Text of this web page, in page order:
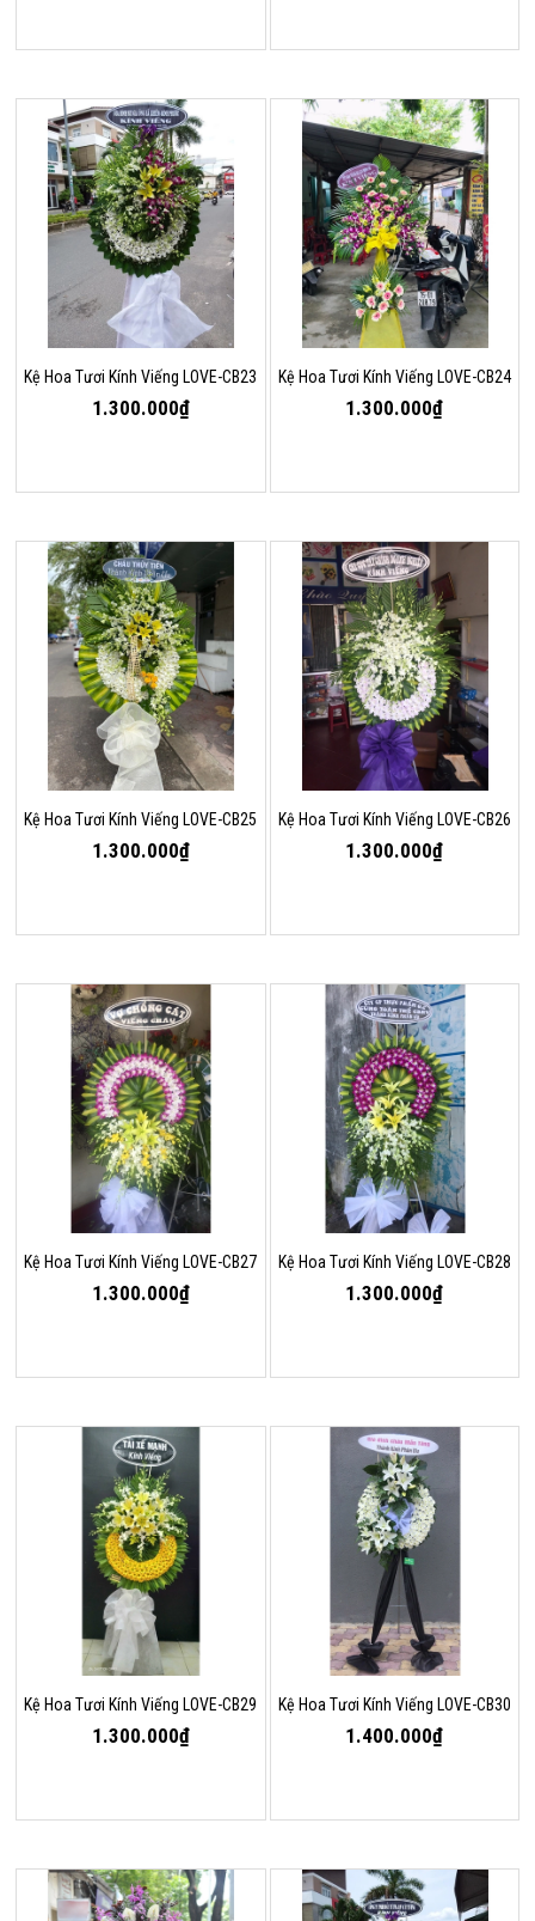
Kệ Hoa Tươi Kính Viếng LOVE-CB23
1.300.000₫
Kệ Hoa Tươi Kính Viếng LOVE-CB24
1.300.000₫
Kệ Hoa Tươi Kính Viếng LOVE-CB25
1.300.000₫
Kệ Hoa Tươi Kính Viếng LOVE-CB26
1.300.000₫
Kệ Hoa Tươi Kính Viếng LOVE-CB27
1.300.000₫
Kệ Hoa Tươi Kính Viếng LOVE-CB28
1.300.000₫
Kệ Hoa Tươi Kính Viếng LOVE-CB29
1.300.000₫
Kệ Hoa Tươi Kính Viếng LOVE-CB30
1.400.000₫